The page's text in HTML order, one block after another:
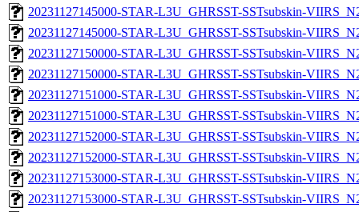
20231127145000-STAR-L3U_GHRSST-SSTsubskin-
20231127145000-STAR-L3U_GHRSST-SSTsubskin-
20231127150000-STAR-L3U_GHRSST-SSTsubskin-
20231127150000-STAR-L3U_GHRSST-SSTsubskin-
20231127151000-STAR-L3U_GHRSST-SSTsubskin-
20231127151000-STAR-L3U_GHRSST-SSTsubskin-
20231127152000-STAR-L3U_GHRSST-SSTsubskin-
20231127152000-STAR-L3U_GHRSST-SSTsubskin-
20231127153000-STAR-L3U_GHRSST-SSTsubskin-
20231127153000-STAR-L3U_GHRSST-SSTsubskin-